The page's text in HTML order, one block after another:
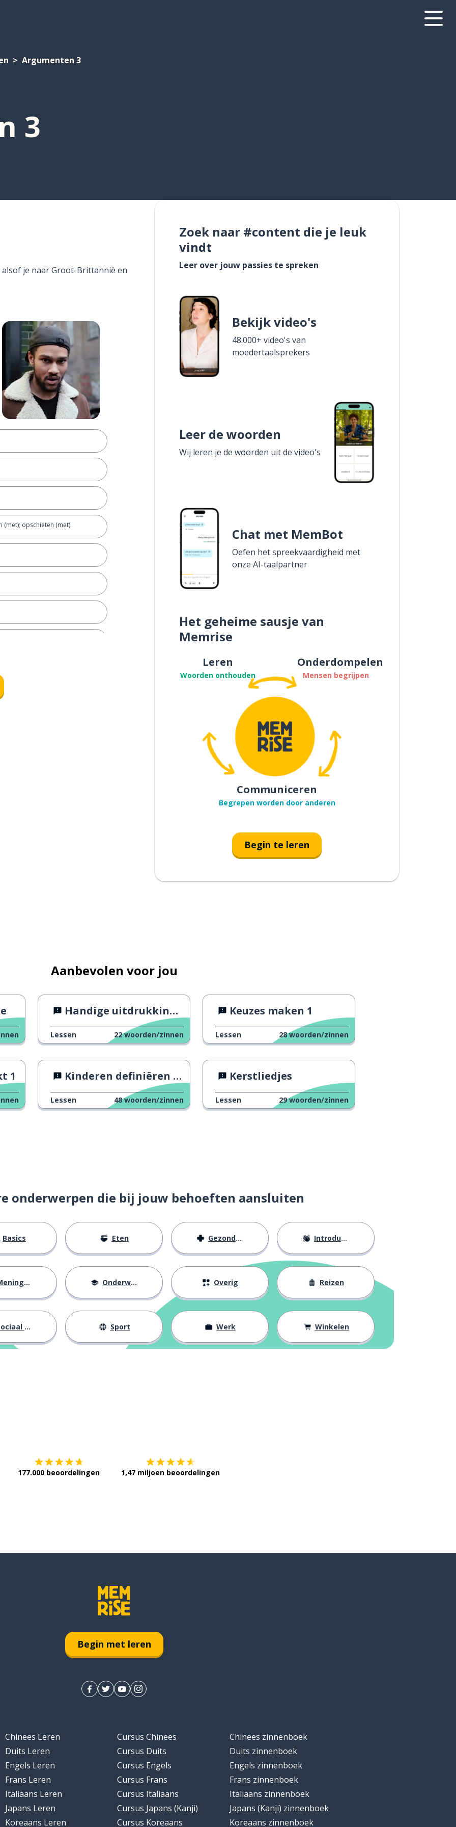
Argumenten 3
3
je naar Groot-Brittannië en
(met); opschieten (met)
Zoek naar #content die je leuk
vindt
Leer over jouw passies te spreken
Bekijk video's
48.000+ video's van
moedertaalsprekers
Leer de woorden
Wij leren je de woorden uit de video's
Chat met MemBot
Oefen het spreekvaardigheid met
onze AI-taalpartner
Het geheime sausje van
Memrise
Leren
Woorden onthouden
Onderdompelen
Mensen begrijpen
Communiceren
Begrepen worden door anderen
Begin te leren
Aanbevolen voor jou
Handige uitdrukkingen 6
Lessen 22 woorden/zinnen
Keuzes maken 1
Lessen 28 woorden/zinnen
1 Kinderen definiëren woorden
Lessen 48 woorden/zinnen
Kerstliedjes
Lessen 29 woorden/zinnen
onderwerpen die bij jouw behoeften aansluiten
Basics Eten Gezondheid Introducties
Onderwijs Overig Reizen
leven Sport Werk Winkelen
177.000 beoordelingen 1,47 miljoen beoordelingen
Begin met leren
Chinees Leren
Duits Leren
Engels Leren
Frans Leren
Italiaans Leren
Japans Leren
Koreaans Leren
Cursus Chinees
Cursus Duits
Cursus Engels
Cursus Frans
Cursus Italiaans
Cursus Japans (Kanji)
Cursus Koreaans
Chinees zinnenboek
Duits zinnenboek
Engels zinnenboek
Frans zinnenboek
Italiaans zinnenboek
Japans (Kanji) zinnenboek
Koreaans zinnenboek